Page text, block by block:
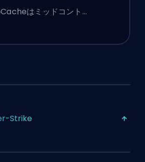
ト
はミッドコント…
Strike